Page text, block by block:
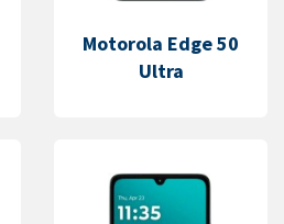
Motorola Edge 50
Ultra